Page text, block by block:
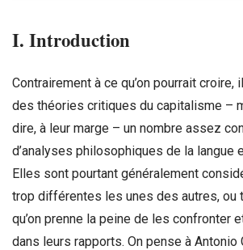
I. Introduction
Contrairement à ce qu’on pourrait croire,
des théories critiques du capitalisme –
dire, à leur marge – un nombre assez
d’analyses philosophiques de la langue
Elles sont pourtant généralement
trop différentes les unes des autres, ou
qu’on prenne la peine de les confronter
dans leurs rapports. On pense à Antonio